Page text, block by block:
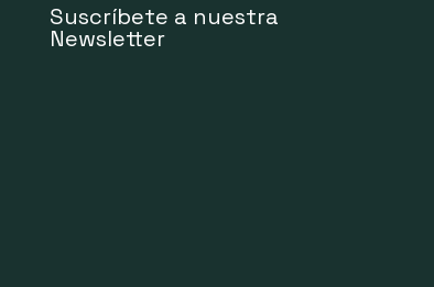
Suscríbete a nuestra
Newsletter